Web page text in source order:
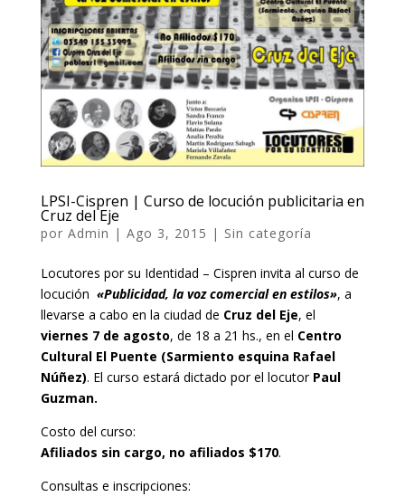
LPSI-Cispren | Curso de locución publicitaria en
Cruz del Eje
por Admin | Ago 3, 2015 | Sin categoría
Locutores por su Identidad – Cispren invita al curso de
locución «Publicidad, la voz comercial en estilos», a
llevarse a cabo en la ciudad de Cruz del Eje, el
viernes 7 de agosto, de 18 a 21 hs., en el Centro
Cultural El Puente (Sarmiento esquina Rafael
Núñez). El curso estará dictado por el locutor Paul
Guzman.
Costo del curso:
Afiliados sin cargo, no afiliados $170.
Consultas e inscripciones: